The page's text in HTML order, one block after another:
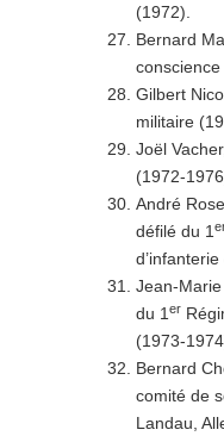
(1972).
Bernard
conscience
Gilbert
militaire
Joël
(1972-
André
défilé du 1
d’infanterie
Jean-
du 1 er
(1973-
Bernard
comité de
Landau,